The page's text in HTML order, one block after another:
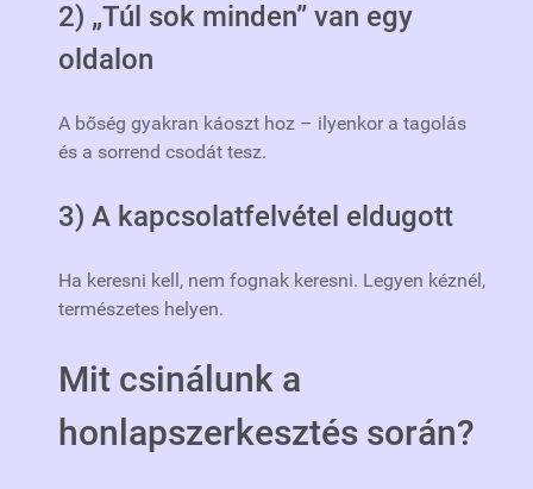
2) „Túl sok minden” van egy
oldalon
A bőség gyakran káoszt hoz – ilyenkor a tagolás
és a sorrend csodát tesz.
3) A kapcsolatfelvétel eldugott
Ha keresni kell, nem fognak keresni. Legyen kéznél,
természetes helyen.
Mit csinálunk a
honlapszerkesztés során?